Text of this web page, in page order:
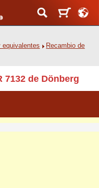
equivalentes
Recambio de
7132 de Dönberg